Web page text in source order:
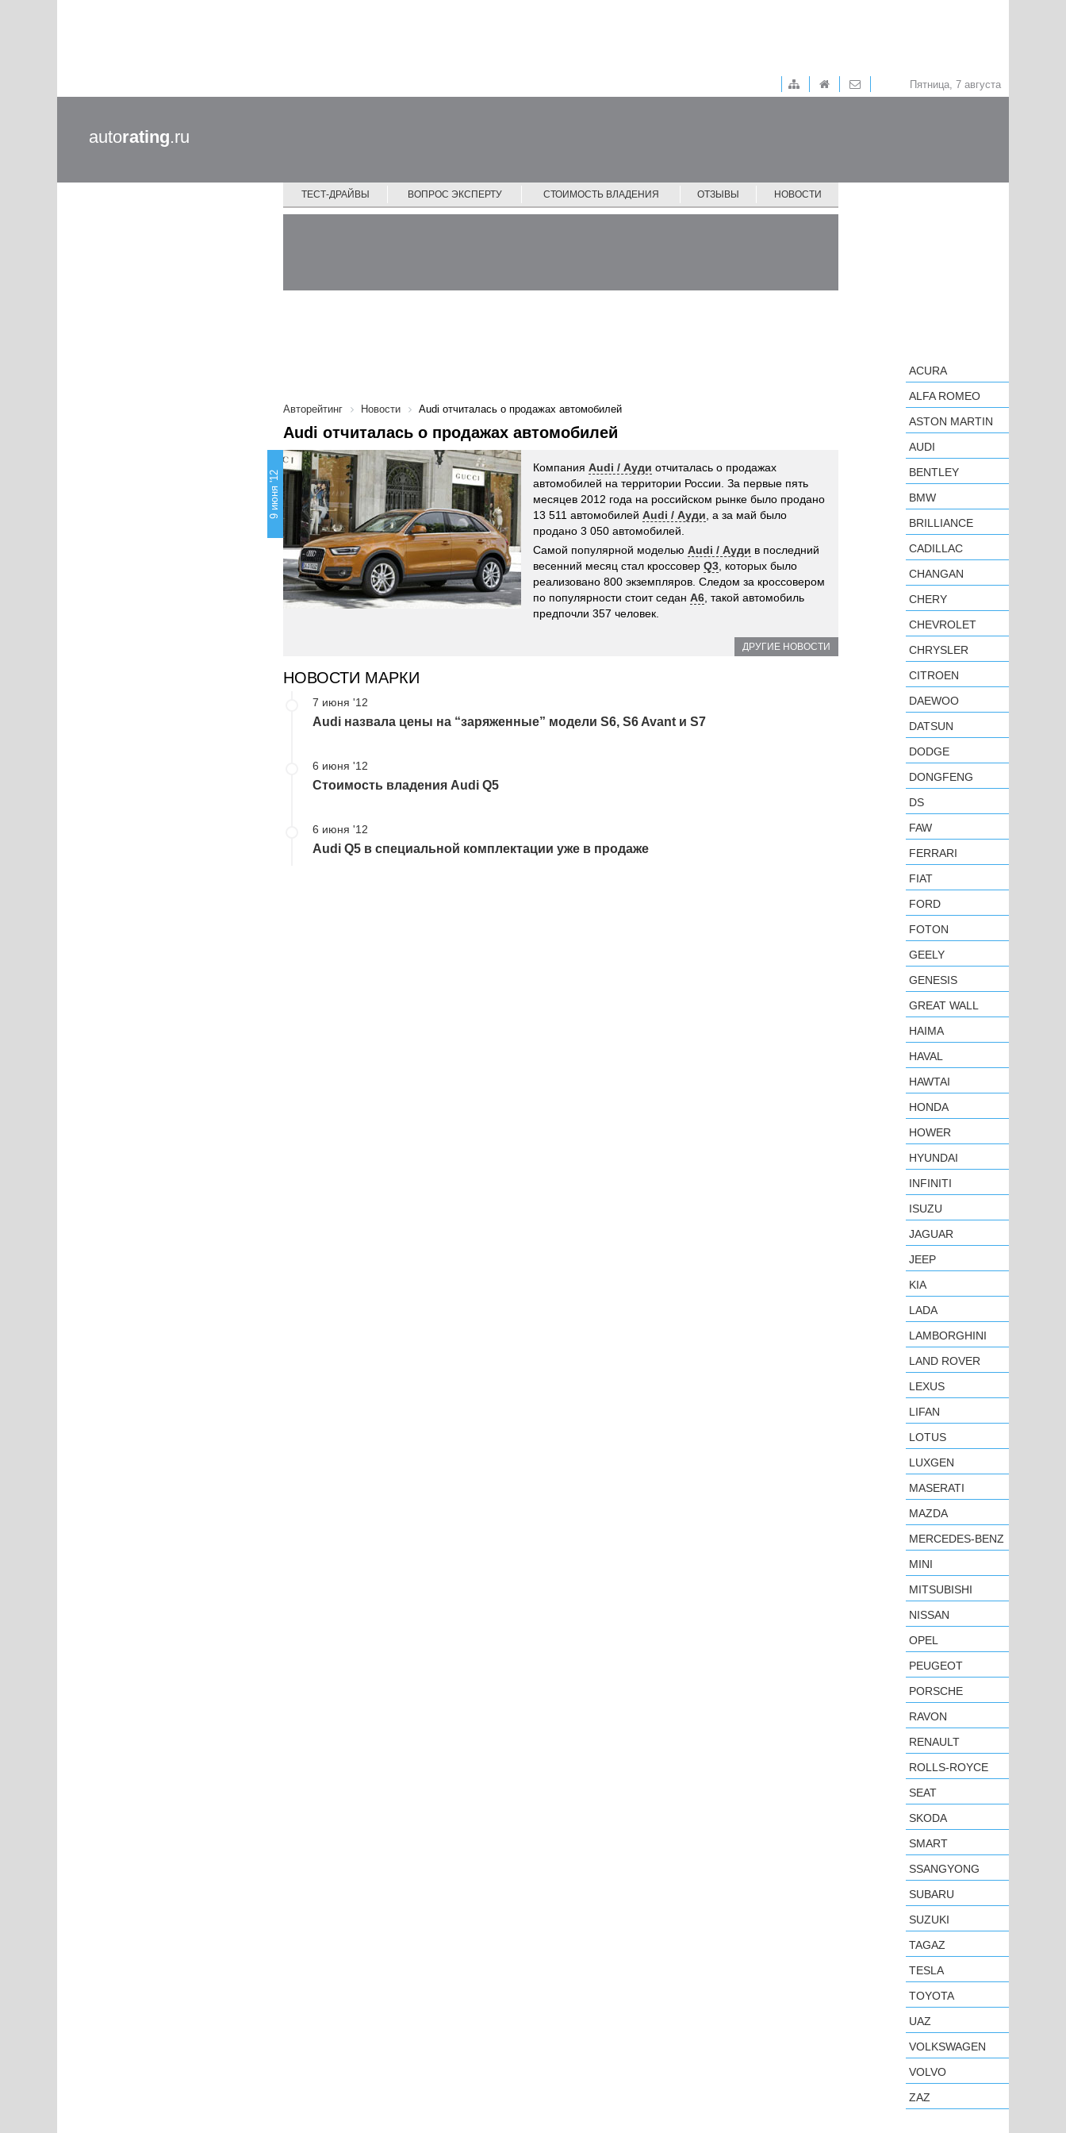
Пятница, 7 августа
autorating.ru
ТЕСТ-ДРАЙВЫ ВОПРОС ЭКСПЕРТУ СТОИМОСТЬ ВЛАДЕНИЯ ОТЗЫВЫ НОВОСТИ
Авторейтинг Новости Audi отчиталась о продажах автомобилей
Audi отчиталась о продажах автомобилей
9 июня '12
Компания Audi / Ауди отчиталась о продажах
автомобилей на территории России. За первые пять
месяцев 2012 года на российском рынке было продано
13 511 автомобилей Audi / Ауди , а за май было
продано 3 050 автомобилей.
Самой популярной моделью Audi / Ауди в последний
весенний месяц стал кроссовер Q3 , которых было
реализовано 800 экземпляров. Следом за кроссовером
по популярности стоит седан A6 , такой автомобиль
предпочли 357 человек.
ДРУГИЕ НОВОСТИ
НОВОСТИ МАРКИ
7 июня '12
Audi назвала цены на “заряженные” модели S6, S6 Avant и S7
6 июня '12
Стоимость владения Audi Q5
6 июня '12
Audi Q5 в специальной комплектации уже в продаже
ACURA
ALFA ROMEO
ASTON MARTIN
AUDI
BENTLEY
BMW
BRILLIANCE
CADILLAC
CHANGAN
CHERY
CHEVROLET
CHRYSLER
CITROEN
DAEWOO
DATSUN
DODGE
DONGFENG
DS
FAW
FERRARI
FIAT
FORD
FOTON
GEELY
GENESIS
GREAT WALL
HAIMA
HAVAL
HAWTAI
HONDA
HOWER
HYUNDAI
INFINITI
ISUZU
JAGUAR
JEEP
KIA
LADA
LAMBORGHINI
LAND ROVER
LEXUS
LIFAN
LOTUS
LUXGEN
MASERATI
MAZDA
MERCEDES-BENZ
MINI
MITSUBISHI
NISSAN
OPEL
PEUGEOT
PORSCHE
RAVON
RENAULT
ROLLS-ROYCE
SEAT
SKODA
SMART
SSANGYONG
SUBARU
SUZUKI
TAGAZ
TESLA
TOYOTA
UAZ
VOLKSWAGEN
VOLVO
ZAZ